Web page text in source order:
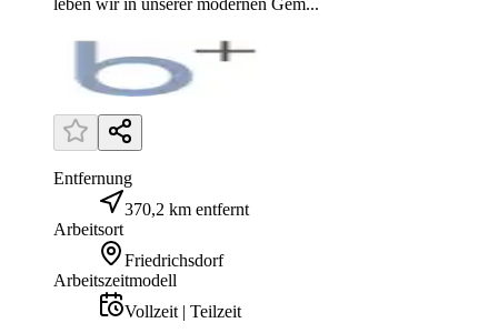
Entfernung
370,2 km entfernt
Arbeitsort
Friedrichsdorf
Arbeitszeitmodell
Vollzeit | Teilzeit